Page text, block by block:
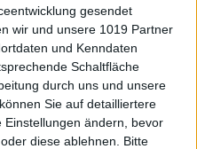
gesendet
wir und unsere 1019 Partner
und Kenndaten
Schaltfläche
durch uns und unsere
Sie auf detailliertere
ändern, bevor
diese ablehnen.
Bitte